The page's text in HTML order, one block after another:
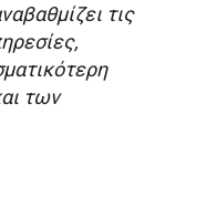
τις
των